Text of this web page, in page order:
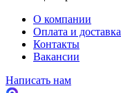
О компании
Оплата и доставка
Контакты
Вакансии
Написать нам